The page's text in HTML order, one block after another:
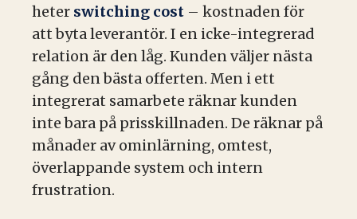
heter switching cost – kostnaden för
att byta leverantör. I en icke-integrerad
relation är den låg. Kunden väljer nästa
gång den bästa offerten. Men i ett
integrerat samarbete räknar kunden
inte bara på prisskillnaden. De räknar på
månader av ominlärning, omtest,
överlappande system och intern
frustration.